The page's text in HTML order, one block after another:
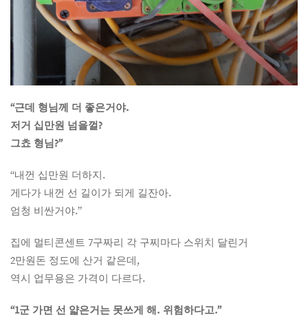
“근데 형님께 더 좋은거야.
저거 십만원 넘을껄?
그쵸 형님?”
“내껀 십만원 더하지.
게다가 내껀 선 길이가 되게 길잔아.
엄청 비싼거야.”
집에 멀티콘센트 7구짜리 각 구찌마다 스위치 달린거
2만원돈 정도에 산거 같은데,
역시 업무용은 가격이 다르다.
“1군 가면 선 얇은거는 못쓰게 해. 위험하다고.”